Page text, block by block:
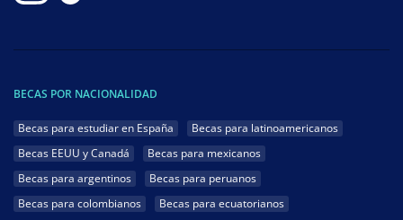
BECAS POR NACIONALIDAD
Becas para estudiar en España
Becas para latinoamericanos
Becas EEUU y Canadá
Becas para mexicanos
Becas para argentinos
Becas para peruanos
Becas para colombianos
Becas para ecuatorianos